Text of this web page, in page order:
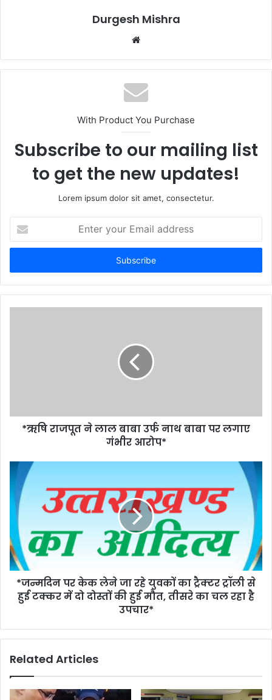
Durgesh Mishra
Website
With Product You Purchase
Subscribe to our mailing list
to get the new updates!
Lorem ipsum dolor sit amet, consectetur.
your
Email
*ऋ​षि राजपूत ने लाल बाबा उर्फ नाथ बाबा पर लगाए
गंभीर आरोप*
*जन्मदिन पर केक लेने जा रहे युवकों का ट्रैक्टर ट्रॉली से
हुई टक्कर में दो दोस्तों की हुई मौत, तीसरे का चल रहा है
उपचार*
Related Articles